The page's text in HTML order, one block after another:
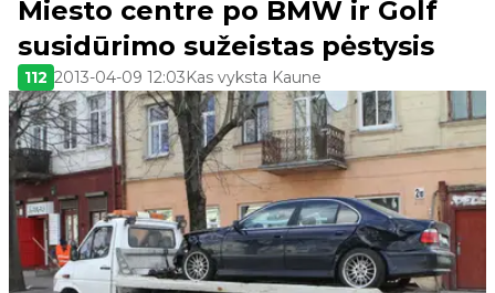
Miesto centre po BMW ir Golf
susidūrimo sužeistas pėstysis
112 2013-04-09 12:03Kas vyksta Kaune